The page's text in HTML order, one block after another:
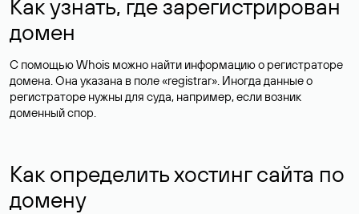
Как узнать, где зарегистрирован
домен
С помощью Whois можно найти информацию о регистраторе
домена. Она указана в поле «registrar». Иногда данные о
регистраторе нужны для суда, например, если возник
доменный спор.
Как определить хостинг сайта по
домену